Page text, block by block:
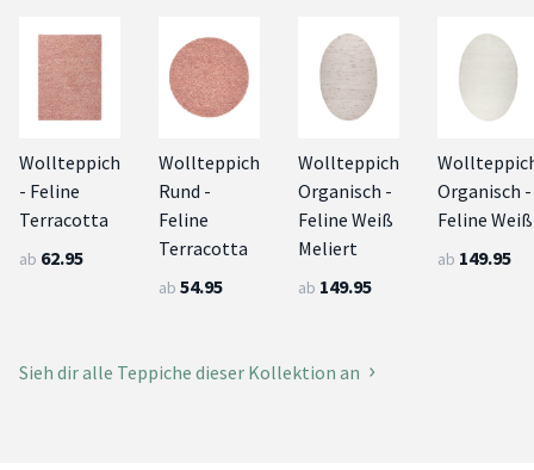
Wollteppich
- Feline
Terracotta
ab 62.95
Wollteppich
Rund -
Feline
Terracotta
ab 54.95
Wollteppich
Organisch -
Feline Weiß
Meliert
ab 149.95
Organisch -
Feline Weiß
ab 149.95
Sieh dir alle Teppiche dieser Kollektion an